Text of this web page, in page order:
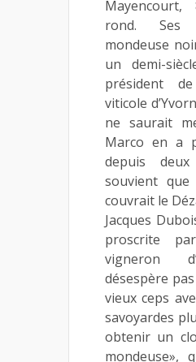
rond.
mondeuse
un demi-
président de
viticole
ne saurait
Marco en a
depuis
souvient que
couvrait le
Jacques
proscrite
vigneron
désespère
vieux ceps
savoyardes
obtenir un
mondeuse»,